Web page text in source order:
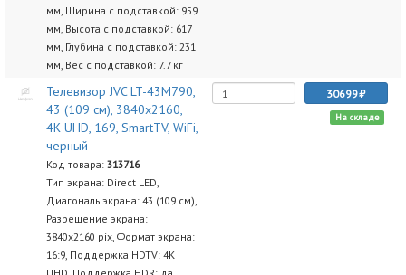
мм, Ширина с подставкой: 959
мм, Высота с подставкой: 617
мм, Глубина с подставкой: 231
мм, Вес с подставкой: 7.7 кг
Телевизор JVC LT-43M790,
43 (109 см), 3840x2160,
4К UHD, 169, SmartTV, WiFi,
черный
Код товара: 313716
Тип экрана: Direct LED,
Диагональ экрана: 43 (109 см),
Разрешение экрана:
3840х2160 pix, Формат экрана:
16:9, Поддержка HDTV: 4K
30699
На складе